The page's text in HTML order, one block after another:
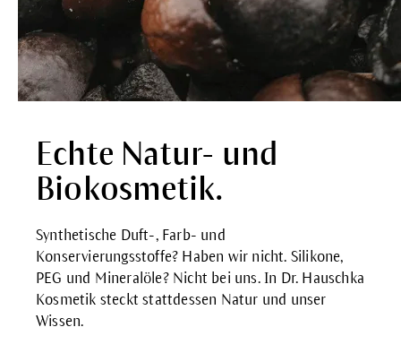
Echte Natur- und
Biokosmetik.
Synthetische Duft-, Farb- und
Konservierungsstoffe? Haben wir nicht. Silikone,
PEG und Mineralöle? Nicht bei uns. In Dr. Hauschka
Kosmetik steckt stattdessen Natur und unser
Wissen.